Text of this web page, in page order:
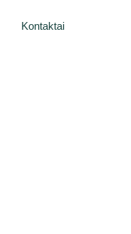
Kontaktai